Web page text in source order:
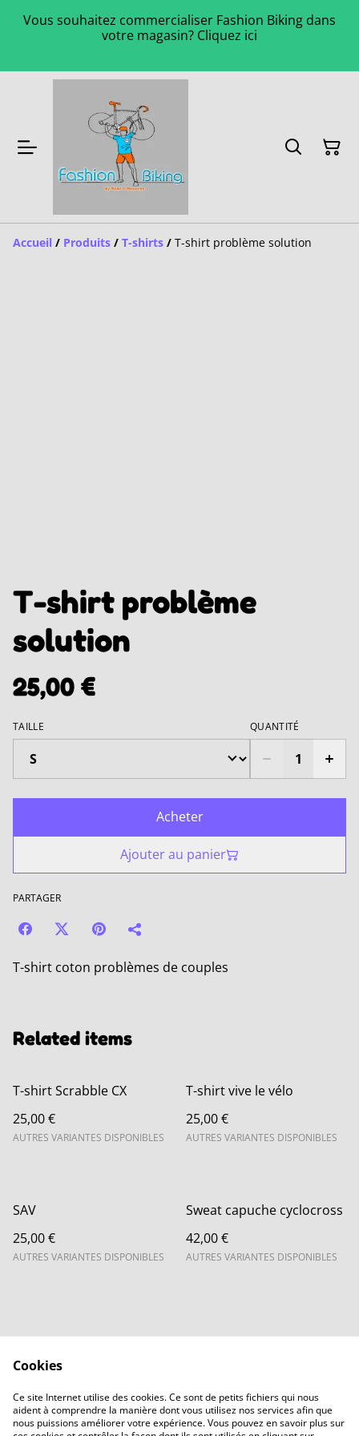
Vous souhaitez commercialiser Fashion Biking dans
votre magasin? Cliquez ici
Accueil / Produits / T-shirts / T-shirt problème solution
T-shirt problème
solution
25,00 €
TAILLE QUANTITÉ
Acheter
Ajouter au panier
PARTAGER
T-shirt coton problèmes de couples
Related items
T-shirt Scrabble CX
25,00 €
AUTRES VARIANTES DISPONIBLES
T-shirt vive le vélo
25,00 €
AUTRES VARIANTES DISPONIBLES
SAV
25,00 €
AUTRES VARIANTES DISPONIBLES
Sweat capuche cyclocross
42,00 €
AUTRES VARIANTES DISPONIBLES
Privacy Policy
Cookie Policy
Accueil
Cookies
Ce site Internet utilise des cookies. Ce sont de petits fichiers qui nous
aident à comprendre la manière dont vous utilisez nos services afin que
nous puissions améliorer votre expérience. Vous pouvez en savoir plus sur